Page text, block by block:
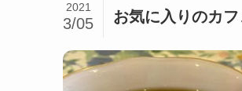
お気に入りのカフ
2021
3/05